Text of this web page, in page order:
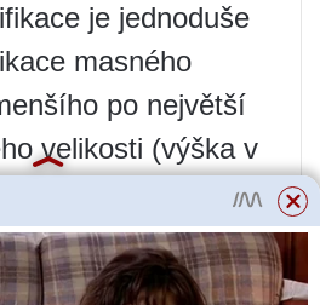
je jednoduše
masného
po největší
velikosti (výška v
rámce se
na stupnici od 1 do
zvíře a 9 je velké